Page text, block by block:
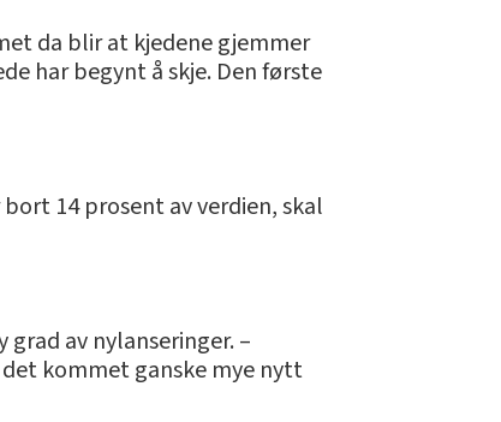
da blir at kjedene gjemmer
har begynt å skje. Den første
14 prosent av verdien, skal
av nylanseringer. –
kommet ganske mye nytt